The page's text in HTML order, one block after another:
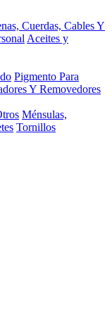
Cuerdas, Cables Y
Aceites y
Pigmento Para
Y Removedores
Ménsulas,
Tornillos